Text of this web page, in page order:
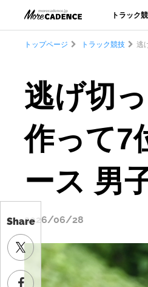
トラック
Share
トップページ トラック競技 逃
逃げ切
作って7
ース 男
2026/06/28